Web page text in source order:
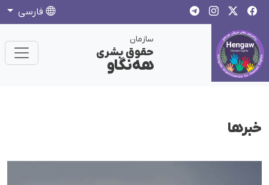
فارسی
سازمان
حقوق بشری
هەنگاو
خبرها